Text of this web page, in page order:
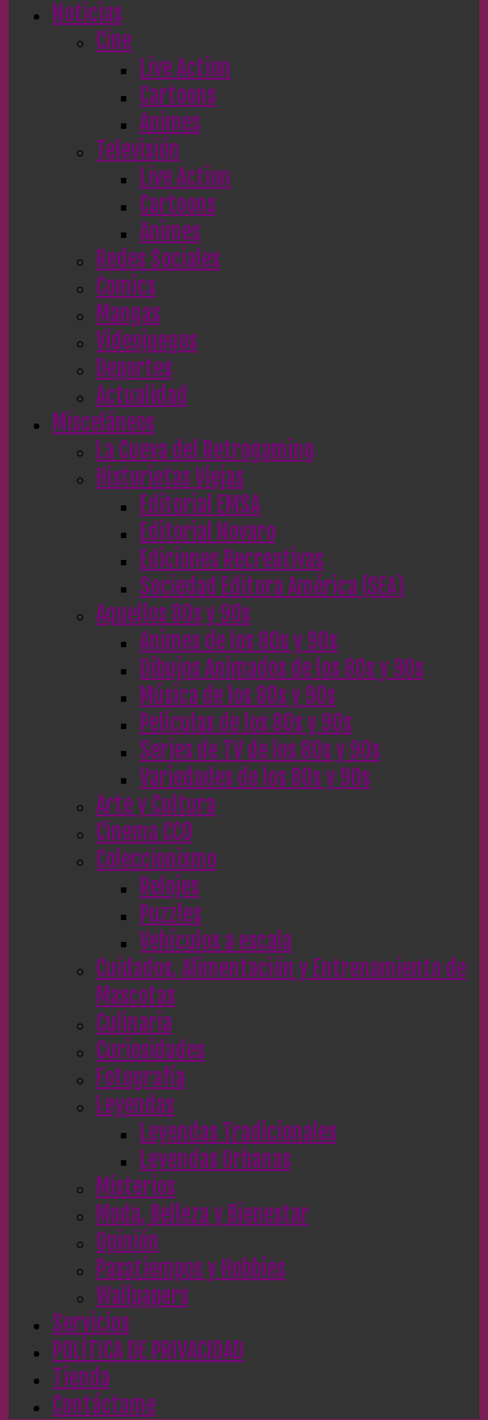
Noticias
Cine
Live Action
Cartoons
Animes
Televisión
Live Action
Cartoons
Animes
Redes Sociales
Comics
Mangas
Videojuegos
Deportes
Actualidad
Misceláneos
La Cueva del Retrogaming
Historietas Viejas
Editorial EMSA
Editorial Novaro
Ediciones Recreativas
Sociedad Editora América (SEA)
Aquellos 80s y 90s
Animes de los 80s y 90s
Dibujos Animados de los 80s y 90s
Música de los 80s y 90s
Películas de los 80s y 90s
Series de TV de los 80s y 90s
Variedades de los 80s y 90s
Arte y Cultura
Cinema CC0
Coleccionismo
Relojes
Puzzles
Vehículos a escala
Cuidados, Alimentación y Entrenamiento de
Mascotas
Culinaria
Curiosidades
Fotografía
Leyendas
Leyendas Tradicionales
Leyendas Urbanas
Misterios
Moda, Belleza y Bienestar
Opinión
Pasatiempos y Hobbies
Wallpapers
Servicios
POLÍTICA DE PRIVACIDAD
Tienda
Contáctame